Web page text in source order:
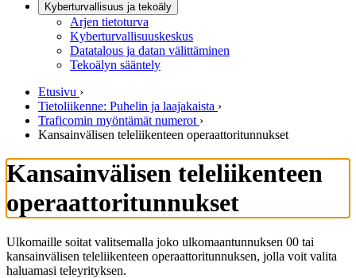
Kyberturvallisuus ja tekoäly
Arjen tietoturva
Kyberturvallisuuskeskus
Datatalous ja datan välittäminen
Tekoälyn sääntely
Etusivu ›
Tietoliikenne: Puhelin ja laajakaista ›
Traficomin myöntämät numerot ›
Kansainvälisen teleliikenteen operaattoritunnukset
Kansainvälisen teleliikenteen
operaattoritunnukset
Ulkomaille soitat valitsemalla joko ulkomaantunnuksen 00 tai
kansainvälisen teleliikenteen operaattoritunnuksen, jolla voit valita
haluamasi teleyrityksen.